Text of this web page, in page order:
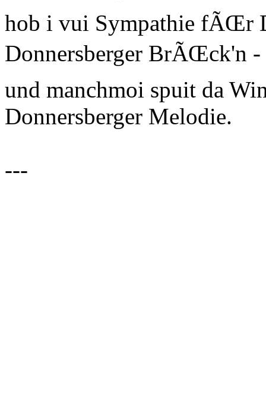
hob i vui Sympathie fÃŒr
Donnersberger BrÃŒck'n -
und manchmoi spuit da
Donnersberger Melodie.
---